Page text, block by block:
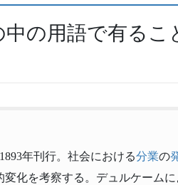
中の用語で有るこ
年刊行。社会における分業の
化を考察する。デュルケーム